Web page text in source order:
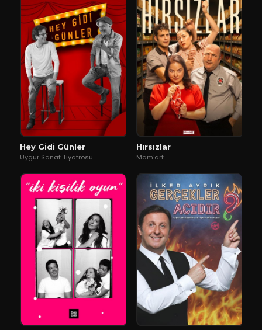
Hey Gidi Günler
Uygur Sanat Tiyatrosu
Hırsızlar
Mam'art